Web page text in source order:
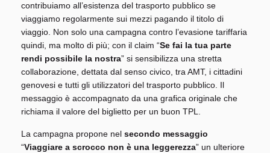
contribuiamo all’esistenza del trasporto pubblico se
viaggiamo regolarmente sui mezzi pagando il titolo di
viaggio. Non solo una campagna contro l’evasione tariffaria
quindi, ma molto di più; con il claim “Se fai la tua parte
rendi possibile la nostra” si sensibilizza una stretta
collaborazione, dettata dal senso civico, tra AMT, i cittadini
genovesi e tutti gli utilizzatori del trasporto pubblico. Il
messaggio è accompagnato da una grafica originale che
richiama il valore del biglietto per un buon TPL.
La campagna propone nel secondo messaggio
“Viaggiare a scrocco non è una leggerezza” un ulteriore